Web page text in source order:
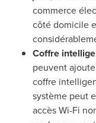
commerce
côté domicile
Coffre
peuvent
coffre
système peut
accès Wi-Fi